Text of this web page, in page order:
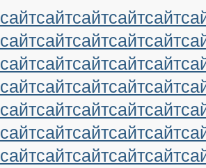
сайтсайтсайтсайтсайт
сайтсайтсайтсайтсайт
сайтсайтсайтсайтсайт
сайтсайтсайтсайтсайт
сайтсайтсайтсайтсайт
сайтсайтсайтсайтсайт
сайтсайтсайтсайтсайт